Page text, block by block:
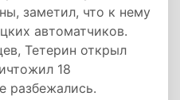
заметил, что к нему
автоматчиков.
Тетерин открыл
18
разбежались.